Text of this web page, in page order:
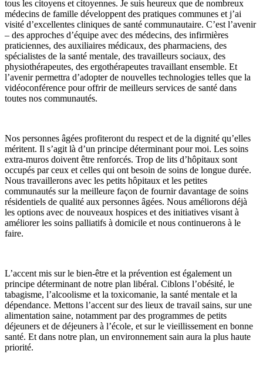
tous les citoyens et citoyennes. Je suis heureux que de nombreux
médecins de famille développent des pratiques communes et j’ai
visité d’excellentes cliniques de santé communautaire. C’est l’avenir
– des approches d’équipe avec des médecins, des infirmières
praticiennes, des auxiliaires médicaux, des pharmaciens, des
spécialistes de la santé mentale, des travailleurs sociaux, des
physiothérapeutes, des ergothérapeutes travaillant ensemble. Et
l’avenir permettra d’adopter de nouvelles technologies telles que la
vidéoconférence pour offrir de meilleurs services de santé dans
toutes nos communautés.
Nos personnes âgées profiteront du respect et de la dignité qu’elles
méritent. Il s’agit là d’un principe déterminant pour moi. Les soins
extra-muros doivent être renforcés. Trop de lits d’hôpitaux sont
occupés par ceux et celles qui ont besoin de soins de longue durée.
Nous travaillerons avec les petits hôpitaux et les petites
communautés sur la meilleure façon de fournir davantage de soins
résidentiels de qualité aux personnes âgées. Nous améliorons déjà
les options avec de nouveaux hospices et des initiatives visant à
améliorer les soins palliatifs à domicile et nous continuerons à le
faire.
L’accent mis sur le bien-être et la prévention est également un
principe déterminant de notre plan libéral. Ciblons l’obésité, le
tabagisme, l’alcoolisme et la toxicomanie, la santé mentale et la
dépendance. Mettons l’accent sur des lieux de travail sains, sur une
alimentation saine, notamment par des programmes de petits
déjeuners et de déjeuners à l’école, et sur le vieillissement en bonne
santé. Et dans notre plan, un environnement sain aura la plus haute
priorité.